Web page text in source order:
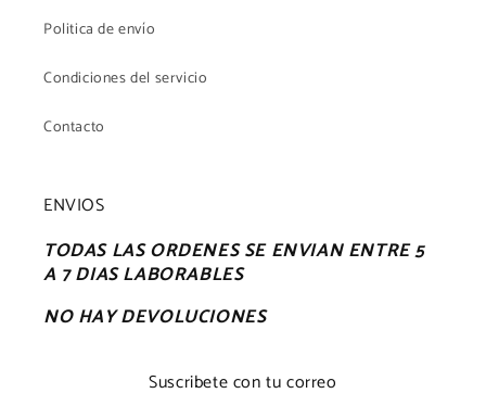
Politica de envío
Condiciones del servicio
Contacto
ENVIOS
TODAS LAS ORDENES SE ENVIAN ENTRE 5
A 7 DIAS LABORABLES
NO HAY DEVOLUCIONES
Suscribete con tu correo